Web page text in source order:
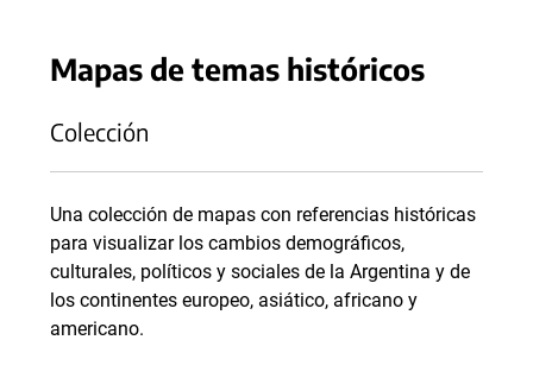
Mapas de temas históricos
Colección
Una colección de mapas con referencias históricas
para visualizar los cambios demográficos,
culturales, políticos y sociales de la Argentina y de
los continentes europeo, asiático, africano y
americano.